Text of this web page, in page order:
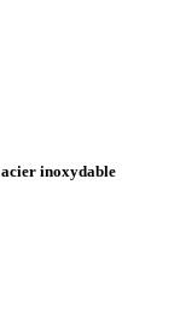
acier inoxydable